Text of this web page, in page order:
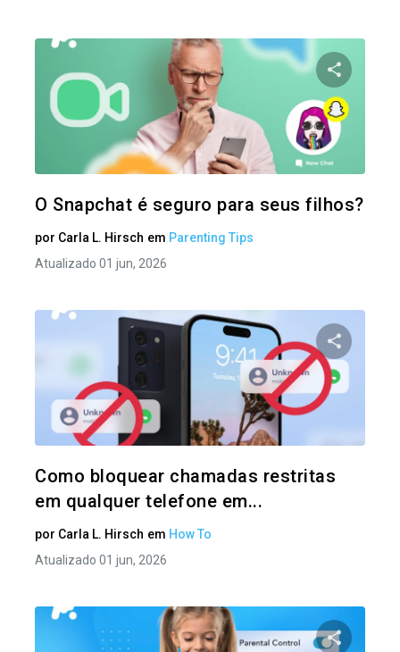
O Snapchat é seguro para seus filhos?
por Carla L. Hirsch em Parenting Tips
Atualizado 01 jun, 2026
Como bloquear chamadas restritas
em qualquer telefone em...
por Carla L. Hirsch em How To
Atualizado 01 jun, 2026